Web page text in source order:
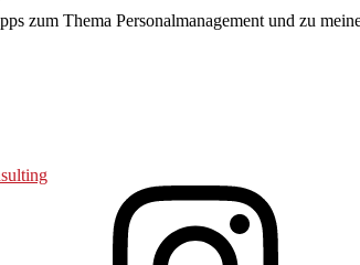
zum Thema Personalmanagement und zu